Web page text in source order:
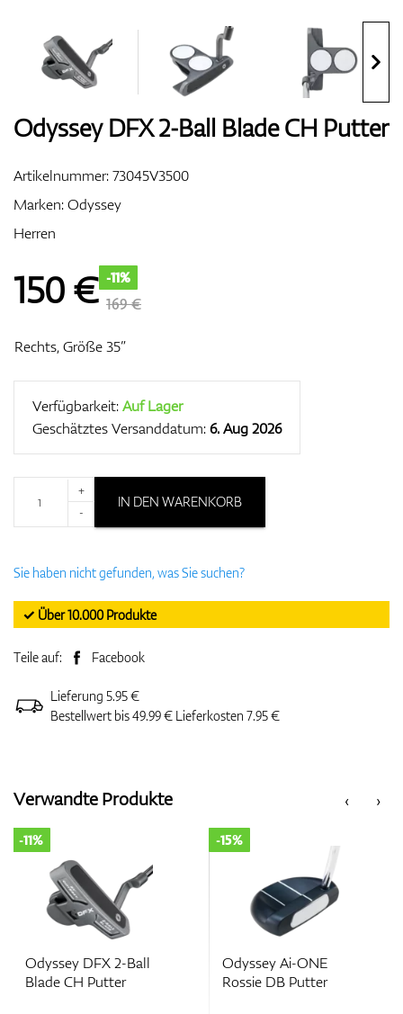
Bags
Odyssey DFX 2-Ball Blade CH Putter
Artikelnummer:73045V3500
Marken:Odyssey
Herren
150€ -11%
169 €
Rechts, Größe 35”
Verfügbarkeit:Auf Lager
Geschätztes Versanddatum:6. Aug 2026
+
-
IN DEN WARENKORB
Sie haben nicht gefunden, was Sie suchen?
✓ Über 10.000 Produkte
Teile auf: Facebook
Lieferung 5.95 €
Bestellwert bis 49.99 € Lieferkosten 7.95 €
‹
Verwandte Produkte ›
Odyssey DFX 2-Ball
Blade CH Putter
-11%
Odyssey Ai-ONE
Rossie DB Putter
-15%